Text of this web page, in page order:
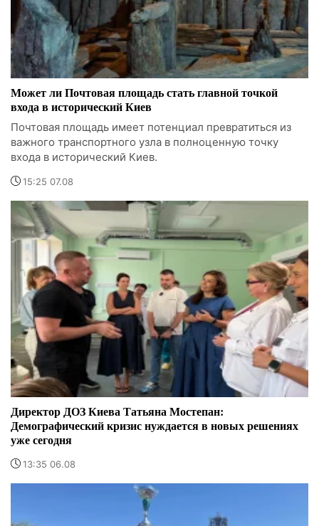
Может ли Почтовая площадь стать главной точкой
входа в исторический Киев
Почтовая площадь имеет потенциал превратиться из
важного транспортного узла в полноценную точку
входа в исторический Киев.
15:25 07.08
Директор ДОЗ Киева Татьяна Мостепан:
Демографический кризис нуждается в новых решениях
уже сегодня
13:35 06.08